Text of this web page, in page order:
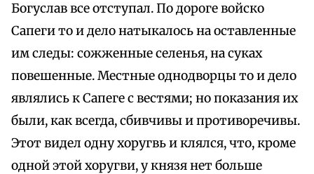
Богуслав все отступал. По дороге войско
Сапеги то и дело натыкалось на оставленные
им следы: сожженные селенья, на суках
повешенные. Местные однодворцы то и дело
являлись к Сапеге с вестями; но показания их
были, как всегда, сбивчивы и противоречивы.
Этот видел одну хоругвь и клялся, что, кроме
одной этой хоругви, у князя нет больше